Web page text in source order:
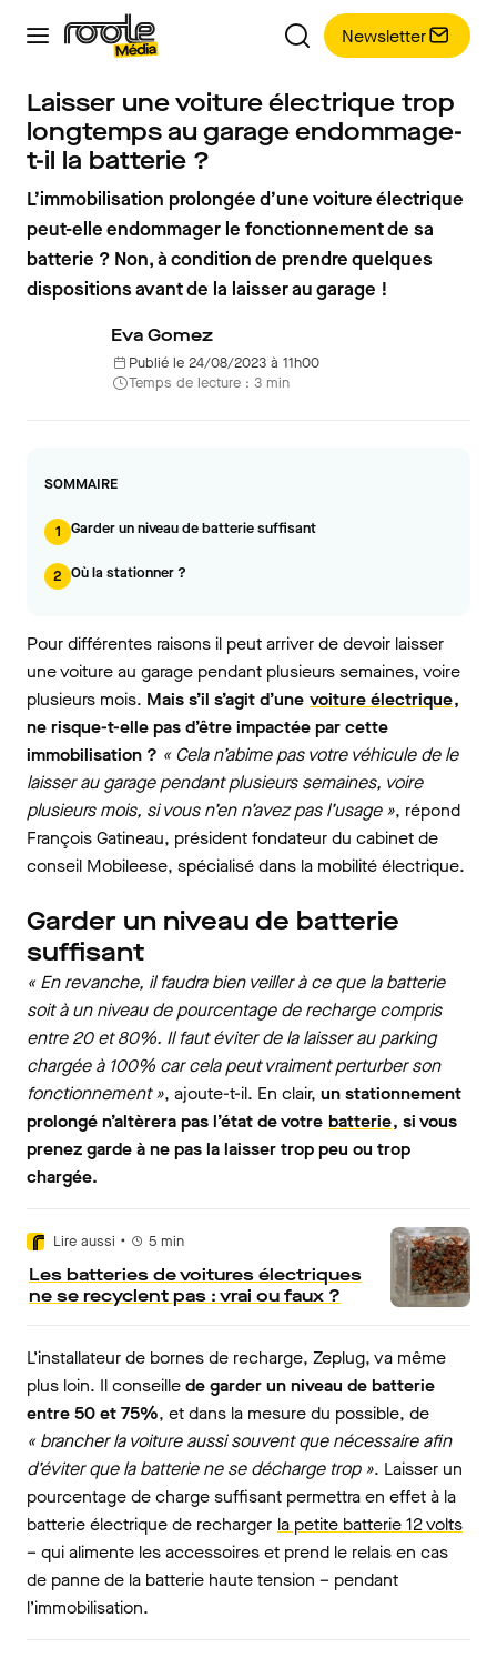
Newsletter
Laisser une voiture électrique trop
longtemps au garage endommage-
t-il la batterie ?
L’immobilisation prolongée d’une voiture électrique
peut-elle endommager le fonctionnement de sa
batterie ? Non, à condition de prendre quelques
dispositions avant de la laisser au garage !
Eva Gomez
Publié le 24/08/2023 à 11h00
Temps de lecture : 3 min
SOMMAIRE
1 Garder un niveau de batterie suffisant
2 Où la stationner ?
Pour différentes raisons il peut arriver de devoir laisser
une voiture au garage pendant plusieurs semaines, voire
plusieurs mois. Mais s’il s’agit d’une voiture électrique,
ne risque-t-elle pas d’être impactée par cette
immobilisation ? « Cela n’abime pas votre véhicule de le
laisser au garage pendant plusieurs semaines, voire
plusieurs mois, si vous n’en n’avez pas l’usage », répond
François Gatineau, président fondateur du cabinet de
conseil Mobileese, spécialisé dans la mobilité électrique.
Garder un niveau de batterie
suffisant
« En revanche, il faudra bien veiller à ce que la batterie
soit à un niveau de pourcentage de recharge compris
entre 20 et 80%. Il faut éviter de la laisser au parking
chargée à 100% car cela peut vraiment perturber son
fonctionnement », ajoute-t-il. En clair, un stationnement
prolongé n’altèrera pas l’état de votre batterie, si vous
prenez garde à ne pas la laisser trop peu ou trop
chargée.
Lire aussi • 5 min
Les batteries de voitures électriques
ne se recyclent pas : vrai ou faux ?
L’installateur de bornes de recharge, Zeplug, va même
plus loin. Il conseillede garder un niveau de batterie
entre 50 et 75%, et dans la mesure du possible, de
« brancher la voiture aussi souvent que nécessaire afin
d’éviter que la batterie ne se décharge trop ». Laisser un
pourcentage de charge suffisant permettra en effet à la
batterie électrique de recharger la petite batterie 12 volts
– qui alimente les accessoires et prend le relais en cas
de panne de la batterie haute tension – pendant
l’immobilisation.